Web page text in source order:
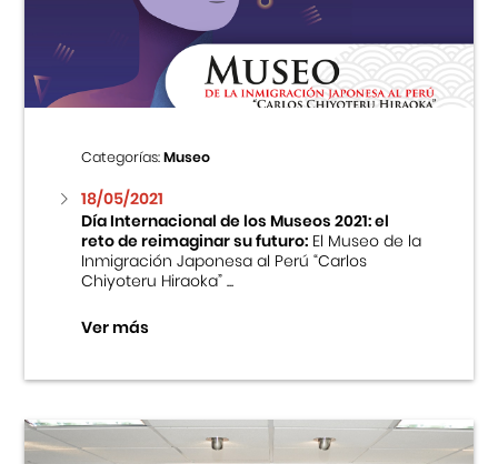
Centro Cultural Peruano Japonés
Cursos
Museo de la Inmigración Japonesa
Fondo Editorial
Teatro Peruano Japonés
Categorías:Museo
18/05/2021
Día Internacional de los Museos 2021: el
reto de reimaginar su futuro:El Museo de la
Inmigración Japonesa al Perú “Carlos
Chiyoteru Hiraoka” ...
Ver más